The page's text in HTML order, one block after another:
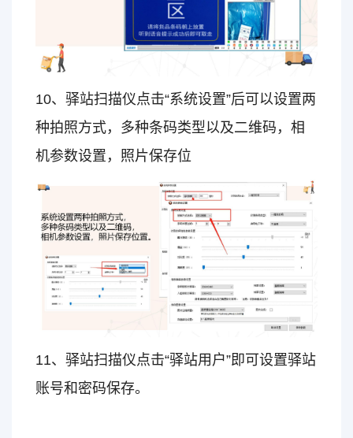
10、驿站扫描仪点击“系统设置”后可以设置两
种拍照方式，多种条码类型以及二维码，相
机参数设置，照片保存位
11、驿站扫描仪点击“驿站用户”即可设置驿站
账号和密码保存。